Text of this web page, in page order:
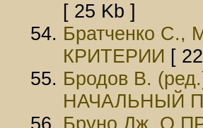
[ 25 Kb ]
Братченко
КРИТЕРИИ [
Бродов В.
НАЧАЛЬНЫЙ
Бруно Дж. О